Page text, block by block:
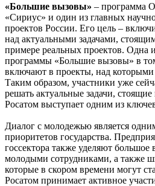
«Большие вызовы» – программа
«Сириус» и один из главных
проектов России. Его цель –
над актуальными задачами,
примере реальных проектов. Одна
программы «Большие вызовы» в
включают в проекты, над
Таким образом, участники уже
решать актуальные задачи, стоящие
Росатом выступает одним из
Диалог с молодежью является
приоритетов государства.
госсектора также уделяют большое
молодыми сотрудниками, а также
которые в скором времени могут
Росатом принимает активное